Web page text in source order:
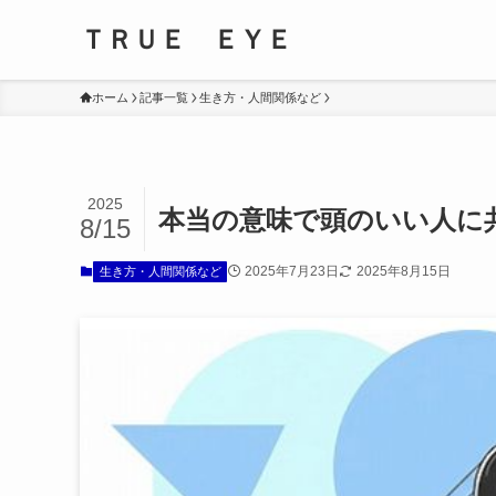
ＴＲＵＥ ＥＹＥ
ホーム 記事一覧 生き方・人間関係など
本当の意味で頭のいい人
2025
8/15
生き方・人間関係など 2025年7月23日 2025年8月15日